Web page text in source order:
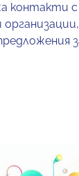
контакти